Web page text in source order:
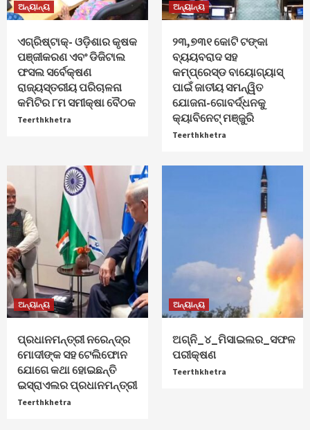
ଅନ୍ୟାନ୍ୟ
ଏଗ୍ରିଷ୍ଟାକ୍‌- ଓଡ଼ିଶାର କୃଷକ
ପଞ୍ଜୀକରଣ ଏବଂ ଡିଜିଟାଲ
ଫସଲ ସର୍ବେକ୍ଷଣ
ରାଜ୍ୟସ୍ତରୀୟ ପରିଚାଳନା
କମିଟିର ୮ମ ସମୀକ୍ଷା ବୈଠକ
Teerthkhetra
ଅନ୍ୟାନ୍ୟ
୨୩,୭୩୧ କୋଟି ଟଙ୍କା
ବ୍ୟୟବରାଦ ସହ
କମ୍ପ୍ରେସ୍ଡ ବାୟୋଗ୍ୟାସ୍
ପାଇଁ ଜାତୀୟ ସମନ୍ୱିତ
ଯୋଜନା-ଗୋବର୍ଦ୍ଧନକୁ
କ୍ୟାବିନେଟ୍‌ ମଞ୍ଜୁରି
Teerthkhetra
ଅନ୍ୟାନ୍ୟ
ପ୍ରଧାନମନ୍ତ୍ରୀ ନରେନ୍ଦ୍ର
ମୋଦୀଙ୍କ ସହ ଟେଲିଫୋନ
ଯୋଗେ କଥା ହୋଇଛନ୍ତି
ଇସ୍ରାଏଲର ପ୍ରଧାନମନ୍ତ୍ରୀ
Teerthkhetra
ଅନ୍ୟାନ୍ୟ
ଅଗ୍ନି_୪_ମିସାଇଲର_ସଫଳ
ପରୀକ୍ଷଣ
Teerthkhetra